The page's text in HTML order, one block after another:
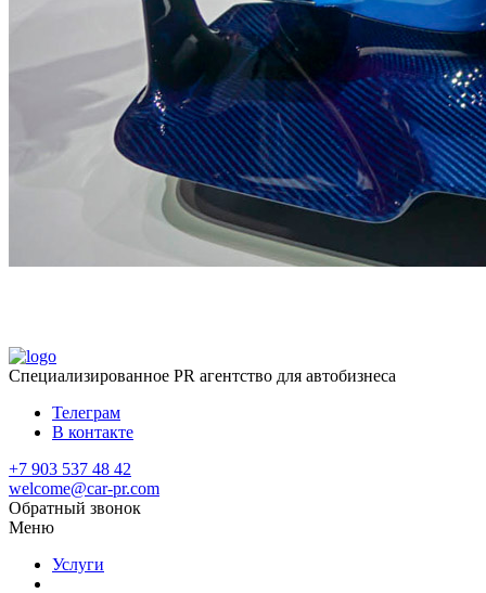
Специализированное PR агентство для автобизнеса
Телеграм
В контакте
+7 903 537 48 42
welcome@car-pr.com
Обратный звонок
Меню
Услуги